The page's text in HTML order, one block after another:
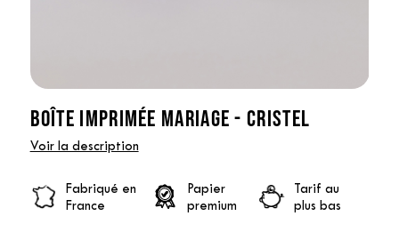
BOÎTE IMPRIMÉE MARIAGE - CRISTEL
Voir la description
Fabriqué en
France
Papier
premium
Tarif au
plus bas